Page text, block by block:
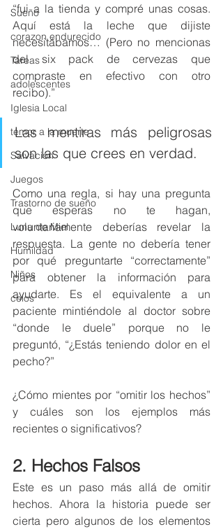
Sueño
corazon endurecido
Tareas
adolescentes
Iglesia Local
temor a la muerte
Salvación
Juegos
Trastorno de sueño
Luna de Miel
Humildad
Niños
celos
“fui a la tienda y compré unas cosas.
Aquí está la leche que dijiste
necesitábamos… (Pero no mencionas
del six pack de cervezas que
compraste en efectivo con otro
recibo).”
Las mentiras más peligrosas
son las que crees en verdad.
Como una regla, si hay una pregunta
que esperas no te hagan,
voluntariamente deberías revelar la
respuesta. La gente no debería tener
por qué preguntarte “correctamente”
para obtener la información para
ayudarte. Es el equivalente a un
paciente mintiéndole al doctor sobre
“donde le duele” porque no le
preguntó, “¿Estás teniendo dolor en el
pecho?”
¿Cómo mientes por “omitir los hechos”
y cuáles son los ejemplos más
recientes o significativos?
2. Hechos Falsos
Este es un paso más allá de omitir
hechos. Ahora la historia puede ser
cierta pero algunos de los elementos